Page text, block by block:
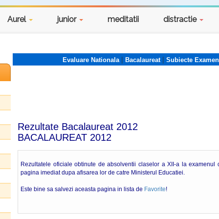
Aurel junior meditatii distractie
Evaluare Nationala| Bacalaureat| Subiecte Examen
Rezultate Bacalaureat 2012
BACALAUREAT 2012
Rezultatele oficiale obtinute de absolventii claselor a XII-a la
pagina imediat dupa afisarea lor de catre Ministerul Educatiei.
Este bine sa salvezi aceasta pagina in lista de Favorite!